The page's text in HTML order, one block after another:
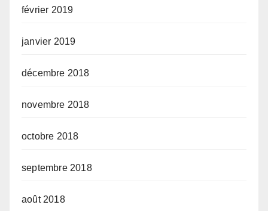
février 2019
janvier 2019
décembre 2018
novembre 2018
octobre 2018
septembre 2018
août 2018